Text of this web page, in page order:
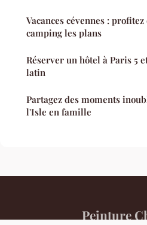
Vacances cévennes :
camping les plans
Réserver un hôtel à Paris 5
latin
Partagez des moments
l'Isle en famille
Peinture